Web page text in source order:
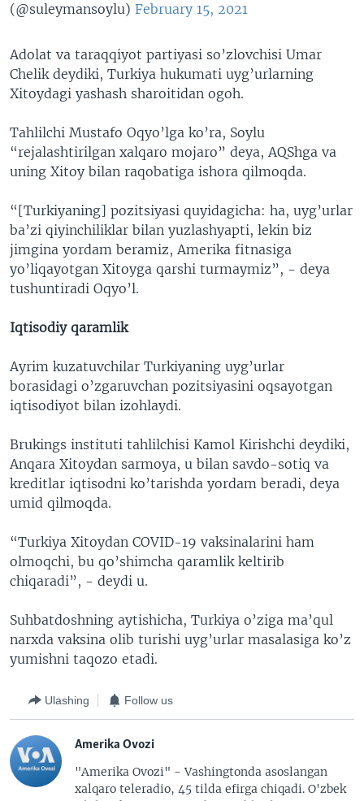
(@suleymansoylu) February 15, 2021
Adolat va taraqqiyot partiyasi so’zlovchisi Umar
Chelik deydiki, Turkiya hukumati uyg’urlarning
Xitoydagi yashash sharoitidan ogoh.
Tahlilchi Mustafo Oqyo’lga ko’ra, Soylu
“rejalashtirilgan xalqaro mojaro” deya, AQShga va
uning Xitoy bilan raqobatiga ishora qilmoqda.
“[Turkiyaning] pozitsiyasi quyidagicha: ha, uyg’urlar
ba’zi qiyinchiliklar bilan yuzlashyapti, lekin biz
jimgina yordam beramiz, Amerika fitnasiga
yo’liqayotgan Xitoyga qarshi turmaymiz”, - deya
tushuntiradi Oqyo’l.
Iqtisodiy qaramlik
Ayrim kuzatuvchilar Turkiyaning uyg’urlar
borasidagi o’zgaruvchan pozitsiyasini oqsayotgan
iqtisodiyot bilan izohlaydi.
Brukings instituti tahlilchisi Kamol Kirishchi deydiki,
Anqara Xitoydan sarmoya, u bilan savdo-sotiq va
kreditlar iqtisodni ko’tarishda yordam beradi, deya
umid qilmoqda.
“Turkiya Xitoydan COVID-19 vaksinalarini ham
olmoqchi, bu qo’shimcha qaramlik keltirib
chiqaradi”, - deydi u.
Suhbatdoshning aytishicha, Turkiya o’ziga ma’qul
narxda vaksina olib turishi uyg’urlar masalasiga ko’z
yumishni taqozo etadi.
Ulashing Follow us
Amerika Ovozi
"Amerika Ovozi" - Vashingtonda asoslangan
xalqaro teleradio, 45 tilda efirga chiqadi. O'zbek